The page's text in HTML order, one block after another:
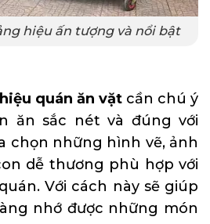
hiệu ấn tượng và nổi bật
quán ăn vặt cần chú ý
ăn sắc nét và đúng với
chọn những hình vẽ, ảnh
dễ thương phù hợp với
Với cách này sẽ giúp
nhớ được những món